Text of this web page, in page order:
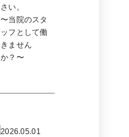
さい。
〜当院のスタ
ッフとして働
きません
か？〜
2026.05.01